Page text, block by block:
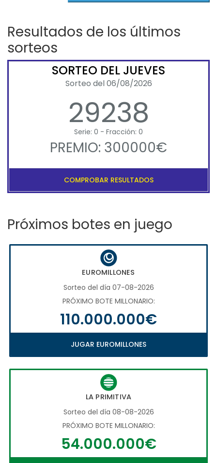
Resultados de los últimos
sorteos
SORTEO DEL JUEVES
Sorteo del 06/08/2026
29238
Serie: 0 - Fracción: 0
PREMIO: 300000€
COMPROBAR RESULTADOS
Próximos botes en juego
EUROMILLONES
Sorteo del día 07-08-2026
PRÓXIMO BOTE MILLONARIO:
110.000.000€
JUGAR EUROMILLONES
LA PRIMITIVA
Sorteo del día 08-08-2026
PRÓXIMO BOTE MILLONARIO:
54.000.000€